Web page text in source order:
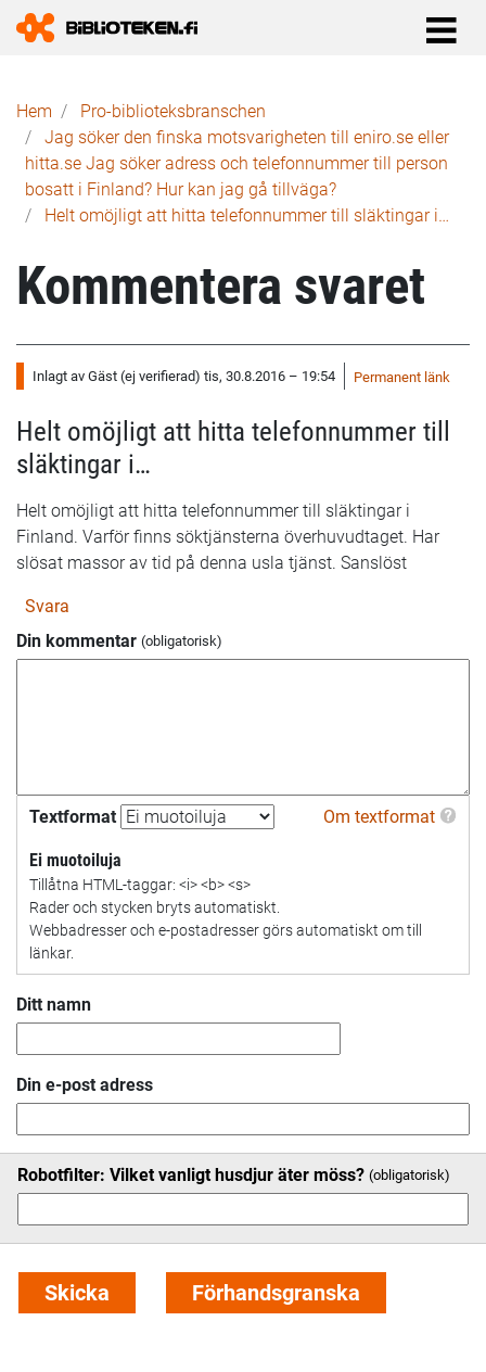
Länkstig
Hem
Pro-biblioteks­branschen
Jag söker den finska motsvarigheten till eniro.se eller
hitta.se Jag söker adress och telefonnummer till person
bosatt i Finland? Hur kan jag gå tillväga?
Helt omöjligt att hitta telefonnummer till släktingar i…
Kommentera svaret
Inlagt av Gäst (ej verifierad) tis, 30.8.2016 – 19:54 Permanent länk
Helt omöjligt att hitta telefonnummer till
släktingar i…
Helt omöjligt att hitta telefonnummer till släktingar i
Finland. Varför finns söktjänsterna överhuvudtaget. Har
slösat massor av tid på denna usla tjänst. Sanslöst
Svara
Din kommentar
Om textformat
Textformat
Ei muotoiluja
Tillåtna HTML-taggar: <i> <b> <s>
Rader och stycken bryts automatiskt.
Webbadresser och e-postadresser görs automatiskt om till
länkar.
Ditt namn
Din e-post adress
Robotfilter: Vilket vanligt husdjur äter möss?